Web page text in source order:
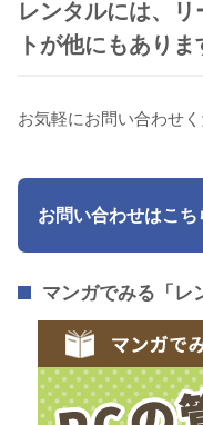
レンタルには、
トが他にもありま
お気軽にお問い合わせく
お問い合わせはこち
マンガでみる「レ